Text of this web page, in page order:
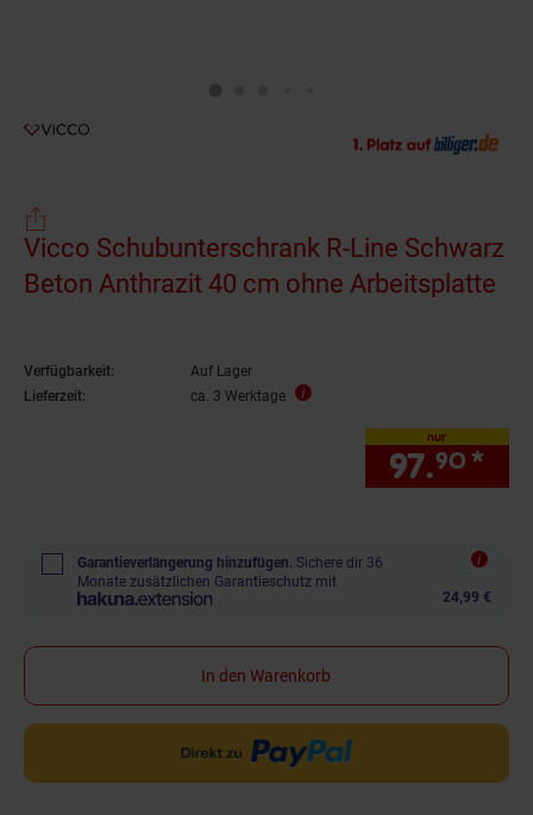
Vicco Schubunterschrank R-Line Schwarz
Beton Anthrazit 40 cm ohne Arbeitsplatte
Verfügbarkeit:
Auf Lager
Lieferzeit:
ca. 3 Werktage
nur
97.90 *
Garantieverlängerung hinzufügen. Sichere dir 36
Monate zusätzlichen Garantieschutz mit
24,99 €
In den Warenkorb